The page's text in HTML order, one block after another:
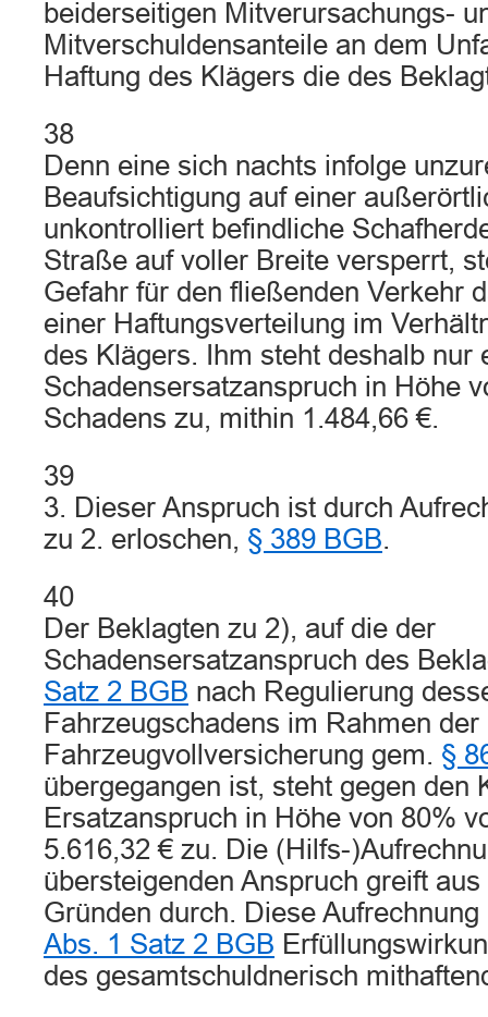
beiderseitigen Mitverursachungs-
Mitverschuldensanteile an dem
Haftung des Klägers die des
38
Denn eine sich nachts infolge
Beaufsichtigung auf einer
unkontrolliert befindliche
Straße auf voller Breite versperrt,
Gefahr für den fließenden Verkehr
einer Haftungsverteilung im
des Klägers. Ihm steht deshalb nur
Schadensersatzanspruch in Höhe
Schadens zu, mithin 1.484,66 €.
39
3. Dieser Anspruch ist durch
zu 2. erloschen, § 389 BGB.
40
Der Beklagten zu 2), auf die der
Schadensersatzanspruch des
Satz 2 BGB nach Regulierung
Fahrzeugschadens im Rahmen
Fahrzeugvollversicherung gem. §
übergegangen ist, steht gegen den
Ersatzanspruch in Höhe von 80%
5.616,32 € zu. Die (Hilfs-
übersteigenden Anspruch greift
Gründen durch. Diese
Abs. 1 Satz 2 BGB
des gesamtschuldnerisch